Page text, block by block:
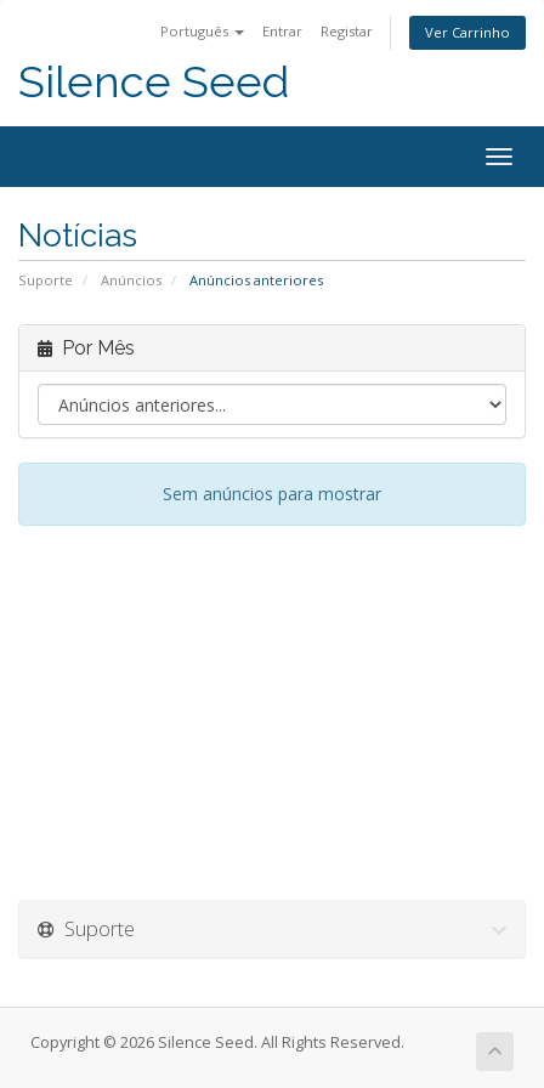
Português Entrar Registar Ver Carrinho
Silence Seed
Notícias
Suporte Anúncios Anúncios anteriores
Por Mês
Sem anúncios para mostrar
Suporte
Copyright © 2026 Silence Seed. All Rights Reserved.